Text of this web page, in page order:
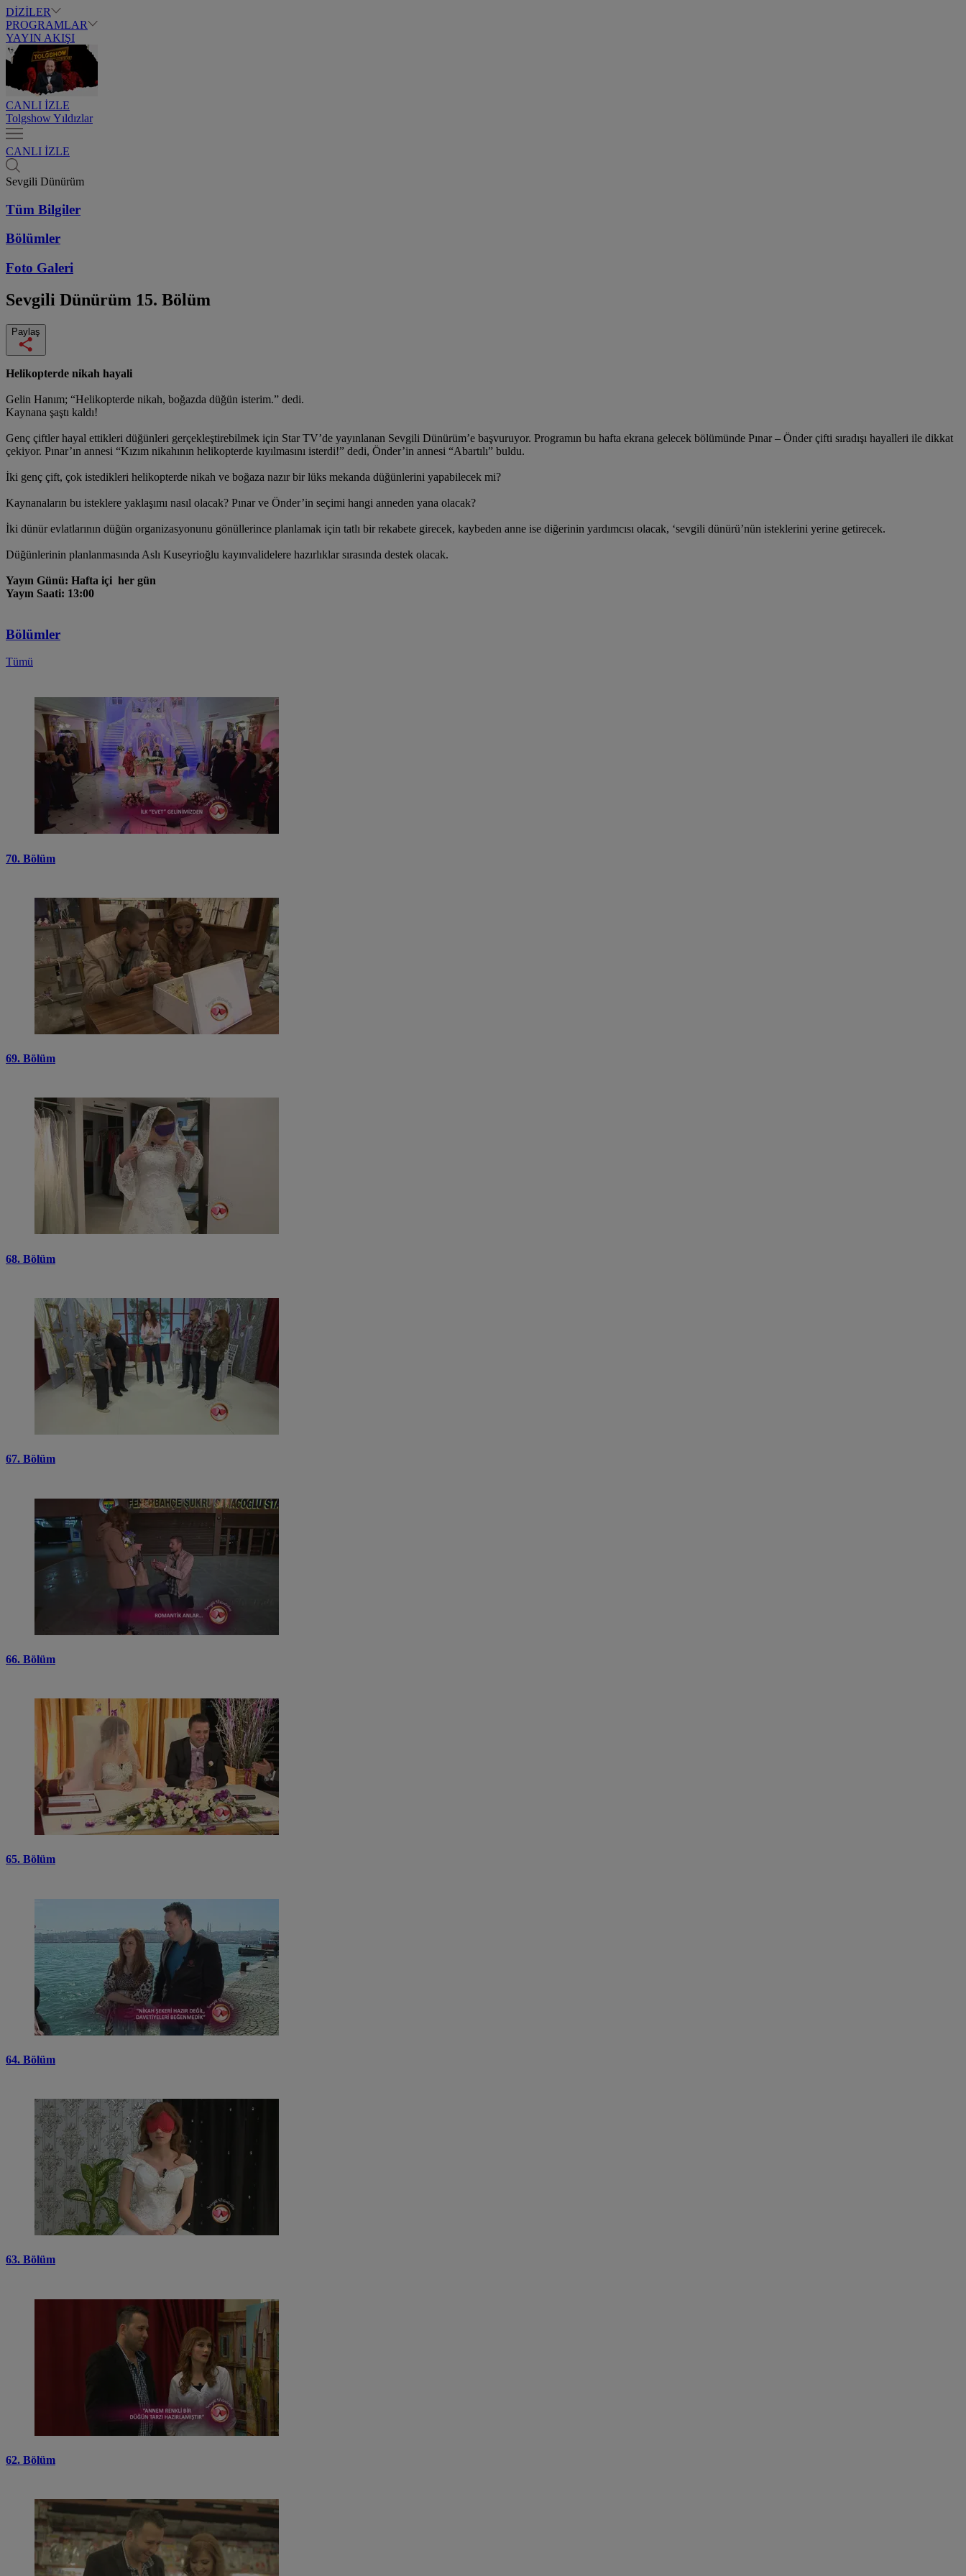
DİZİLER
PROGRAMLAR
YAYIN AKIŞI
CANLI İZLE
Tolgshow Yıldızlar
CANLI İZLE
Sevgili Dünürüm
Tüm Bilgiler
Bölümler
Foto Galeri
Sevgili Dünürüm 15. Bölüm
Paylaş
Helikopterde nikah hayali
Gelin Hanım; “Helikopterde nikah, boğazda düğün isterim.” dedi.
Kaynana şaştı kaldı!
Genç çiftler hayal ettikleri düğünleri gerçekleştirebilmek için Star TV’de yayınlanan Sevgili Dünürüm’e başvuruyor. Programın bu hafta ekrana gelecek bölümünde Pınar – Önder çifti sıradışı hayalleri ile dikkat
çekiyor. Pınar’ın annesi “Kızım nikahının helikopterde kıyılmasını isterdi!” dedi, Önder’in annesi “Abartılı” buldu.
İki genç çift, çok istedikleri helikopterde nikah ve boğaza nazır bir lüks mekanda düğünlerini yapabilecek mi?
Kaynanaların bu isteklere yaklaşımı nasıl olacak? Pınar ve Önder’in seçimi hangi anneden yana olacak?
İki dünür evlatlarının düğün organizasyonunu gönüllerince planlamak için tatlı bir rekabete girecek, kaybeden anne ise diğerinin yardımcısı olacak, ‘sevgili dünürü’nün isteklerini yerine getirecek.
Düğünlerinin planlanmasında Aslı Kuseyrioğlu kayınvalidelere hazırlıklar sırasında destek olacak.
Yayın Günü: Hafta içi her gün
Yayın Saati: 13:00
Bölümler
Tümü
70. Bölüm
69. Bölüm
68. Bölüm
67. Bölüm
66. Bölüm
65. Bölüm
64. Bölüm
63. Bölüm
62. Bölüm